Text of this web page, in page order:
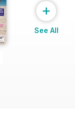
+
See All